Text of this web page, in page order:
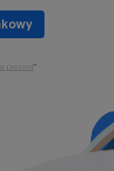
prezent"